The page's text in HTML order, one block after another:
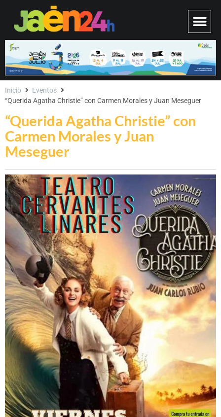
“Querida Agatha Christie” con
Carmen Morales y Juan
Meseguer
Inicio
Eventos
“Querida Agatha Christie” con Carmen Morales y Juan Meseguer